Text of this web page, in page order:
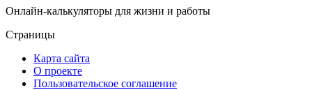
Онлайн-калькуляторы для жизни и работы
Страницы
Карта сайта
О проекте
Пользовательское соглашение